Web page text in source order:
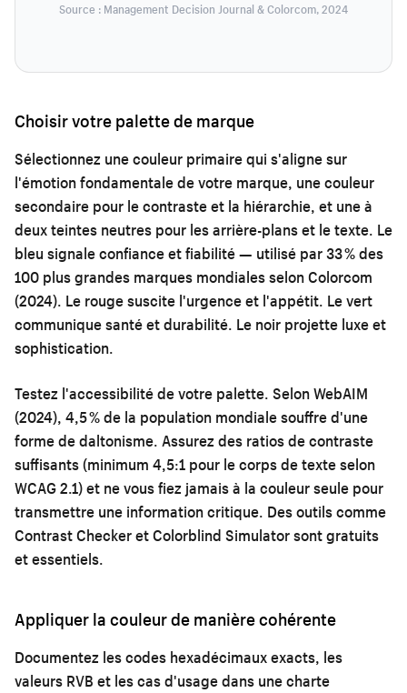
Source : Management Decision Journal & Colorcom, 2024
Choisir votre palette de marque
Sélectionnez une couleur primaire qui s'aligne sur
l'émotion fondamentale de votre marque, une couleur
secondaire pour le contraste et la hiérarchie, et une à
deux teintes neutres pour les arrière-plans et le texte. Le
bleu signale confiance et fiabilité — utilisé par 33 % des
100 plus grandes marques mondiales selon Colorcom
(2024). Le rouge suscite l'urgence et l'appétit. Le vert
communique santé et durabilité. Le noir projette luxe et
sophistication.
Testez l'accessibilité de votre palette. Selon WebAIM
(2024), 4,5 % de la population mondiale souffre d'une
forme de daltonisme. Assurez des ratios de contraste
suffisants (minimum 4,5:1 pour le corps de texte selon
WCAG 2.1) et ne vous fiez jamais à la couleur seule pour
transmettre une information critique. Des outils comme
Contrast Checker et Colorblind Simulator sont gratuits
et essentiels.
Appliquer la couleur de manière cohérente
Documentez les codes hexadécimaux exacts, les
valeurs RVB et les cas d'usage dans une charte